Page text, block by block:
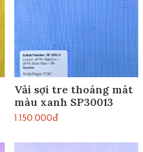
Vải sợi tre thoáng mát
màu xanh SP30013
1.150.000đ